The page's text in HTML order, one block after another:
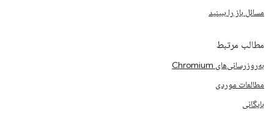
مسائل باز را ببینید
مطالب مرتبط
به‌روزرسانی‌های Chromium
مطالعات موردی
بایگانی